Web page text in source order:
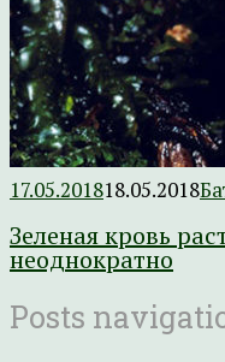
17.05.201818.05.2018
Зеленая кровь
неоднократно
Posts